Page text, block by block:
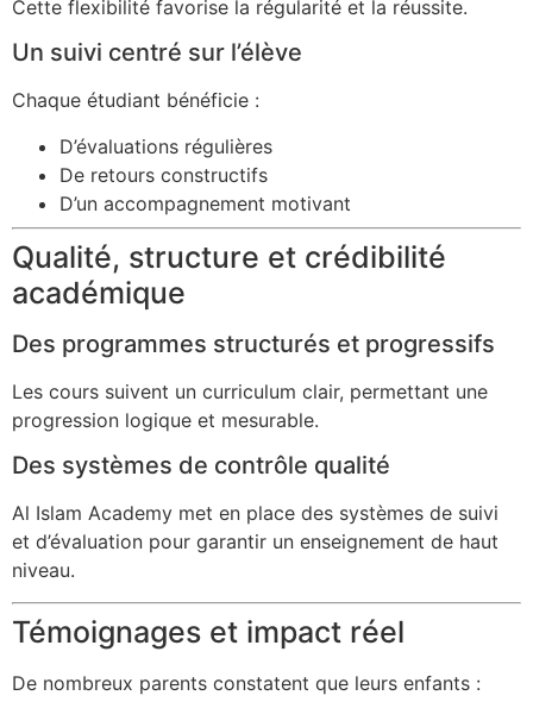
Cette flexibilité favorise la régularité et la réussite.
Un suivi centré sur l’élève
Chaque étudiant bénéficie :
D’évaluations régulières
De retours constructifs
D’un accompagnement motivant
Qualité, structure et crédibilité
académique
Des programmes structurés et progressifs
Les cours suivent un curriculum clair, permettant une
progression logique et mesurable.
Des systèmes de contrôle qualité
Al Islam Academy met en place des systèmes de suivi
et d’évaluation pour garantir un enseignement de haut
niveau.
Témoignages et impact réel
De nombreux parents constatent que leurs enfants :